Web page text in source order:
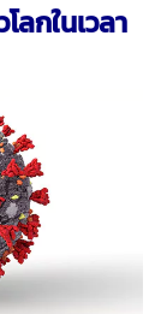
ลกในเวลา